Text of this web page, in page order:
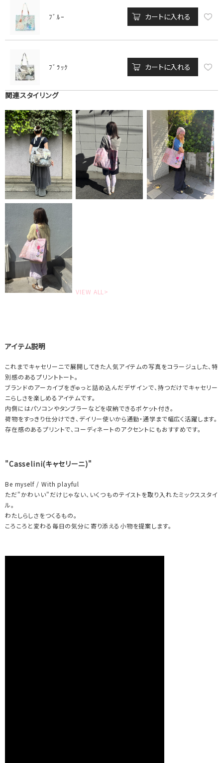
ﾌﾞﾙｰ カートに入れる
ﾌﾞﾗｯｸ カートに入れる
関連スタイリング
VIEW ALL>
アイテム説明
これまでキャセリーニで展開してきた人気アイテムの写真をコラージュした、特
別感のあるプリントトート。
ブランドのアーカイブをぎゅっと詰め込んだデザインで、持つだけでキャセリー
ニらしさを楽しめるアイテムです。
内側にはパソコンやタンブラーなどを収納できるポケット付き。
荷物をすっきり仕分けでき、デイリー使いから通勤・通学まで幅広く活躍します。
存在感のあるプリントで、コーディネートのアクセントにもおすすめです。
"Casselini(キャセリーニ)"
Be myself / With playful
ただ"かわいい"だけじゃない、いくつものテイストを取り入れたミックススタイ
ル。
わたしらしさをつくるもの。
ころころと変わる毎日の気分に寄り添える小物を提案します。